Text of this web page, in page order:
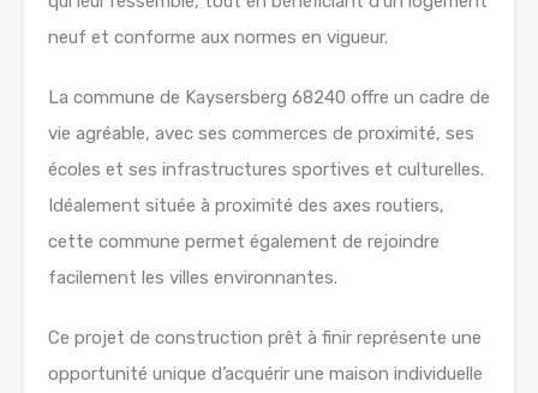
neuf et conforme aux normes en vigueur.
La commune de Kaysersberg 68240 offre un cadre de
vie agréable, avec ses commerces de proximité, ses
écoles et ses infrastructures sportives et culturelles.
Idéalement située à proximité des axes routiers,
cette commune permet également de rejoindre
facilement les villes environnantes.
Ce projet de construction prêt à finir représente une
opportunité unique d’acquérir une maison individuelle